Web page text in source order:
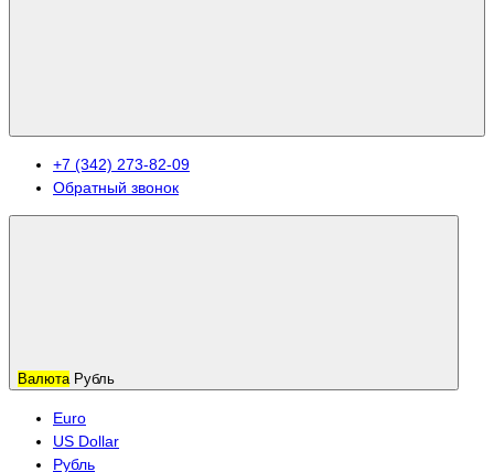
+7 (342) 273-82-09
Обратный звонок
Валюта Рубль
Euro
US Dollar
Рубль